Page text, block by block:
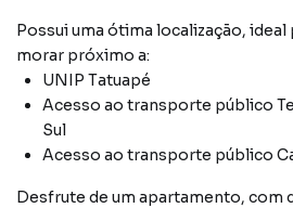
Possui uma ótima localização, ideal
morar próximo a:
UNIP Tatuapé
Acesso ao transporte público
Sul
Acesso ao transporte público
Desfrute de um apartamento, com